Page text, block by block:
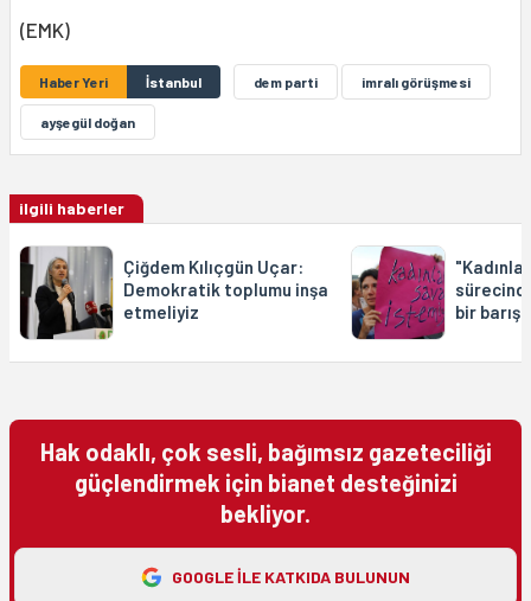
(EMK)
Haber Yeri İstanbul dem parti imralı görüşmesi
ayşegül doğan
ilgili haberler
Çiğdem Kılıçgün Uçar:
Demokratik toplumu inşa
etmeliyiz
bir
Hak odaklı, çok sesli, bağımsız gazeteciliği
güçlendirmek için bianet desteğinizi
bekliyor.
GOOGLE ILE KATKIDA BULUNUN